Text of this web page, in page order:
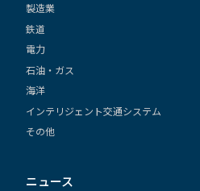
製造業
鉄道
電力
石油・ガス
海洋
インテリジェント交通システム
その他
ニュース